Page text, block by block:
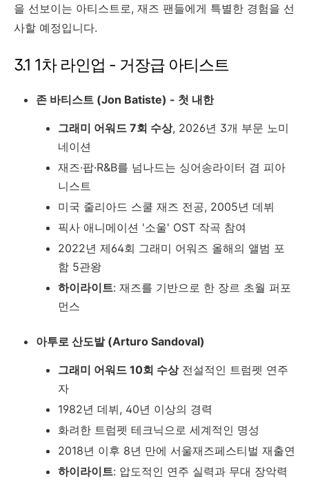
을 선보이는 아티스트로, 재즈 팬들에게 특별한 경험을 선
사할 예정입니다.
3.1 1차 라인업 - 거장급 아티스트
존 바티스트 (Jon Batiste) - 첫 내한
그래미 어워드 7회 수상, 2026년 3개 부문 노미
네이션
재즈·팝·R&B를 넘나드는 싱어송라이터 겸 피아
니스트
미국 줄리아드 스쿨 재즈 전공, 2005년 데뷔
픽사 애니메이션 '소울' OST 작곡 참여
2022년 제64회 그래미 어워즈 올해의 앨범 포
함 5관왕
하이라이트: 재즈를 기반으로 한 장르 초월 퍼포
먼스
아투로 산도발 (Arturo Sandoval)
그래미 어워드 10회 수상전설적인 트럼펫 연주
자
1982년 데뷔, 40년 이상의 경력
화려한 트럼펫 테크닉으로 세계적인 명성
2018년 이후 8년 만에 서울재즈페스티벌 재출연
하이라이트: 압도적인 연주 실력과 무대 장악력